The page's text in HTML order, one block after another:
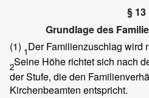
§ 13
Grundlage des
(1) 1Der Familienzuschlag wird
2Seine Höhe richtet sich nach
der Stufe, die den
Kirchenbeamten entspricht.